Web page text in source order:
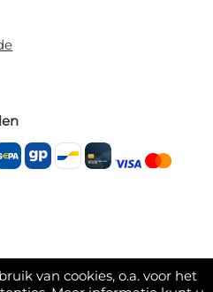
van cookies, o.a. voor het